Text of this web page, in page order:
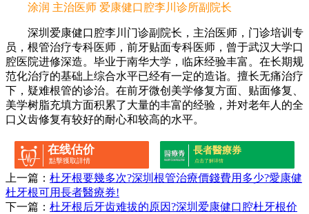
涂润 主治医师 爱康健口腔李川诊所副院长
深圳爱康健口腔李川门诊副院长，主治医师，门诊培训专
员，根管治疗专科医师，前牙贴面专科医师，曾于武汉大学口
腔医院进修深造。毕业于南华大学，临床经验丰富。在长期规
范化治疗的基础上综合水平已经有一定的造诣。擅长无痛治疗
下，疑难根管的诊治。在前牙微创美学修复方面、贴面修复、
美学树脂充填方面积累了大量的丰富的经验，并对老年人的全
口义齿修复有较好的耐心和较高的水平。
在线估价
點擊獲取詳情
長者醫療券
点击了解详情
上一篇： 杜牙根要幾多次?深圳根管治療價錢費用多少?愛康健
杜牙根可用長者醫療券!
下一篇： 杜牙根后牙齿难拔的原因?深圳爱康健口腔杜牙根价